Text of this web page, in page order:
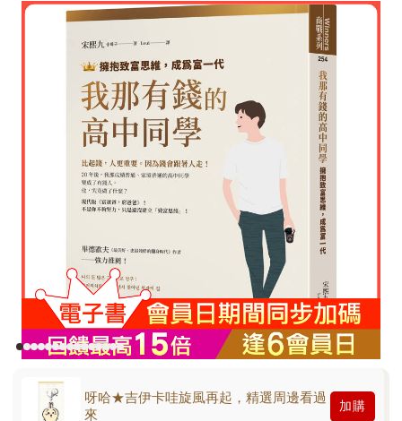
呀哈★吉伊卡哇旋風再起，精選周邊看過
來
加購